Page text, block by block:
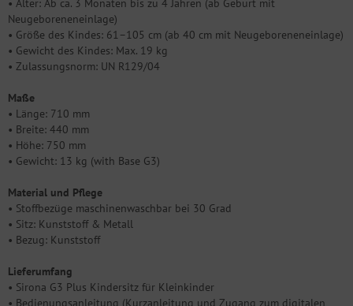
• Alter: Ab ca. 3 Monaten bis zu 4 Jahren (ab Geburt mit
Neugeboreneneinlage)
• Größe des Kindes: 61–105 cm (ab 40 cm mit Neugeboreneneinlage)
• Gewicht des Kindes: Max. 19 kg
• Zulassungsnorm: UN R129/04
Maße
• Länge: 710 mm
• Breite: 440 mm
• Höhe: 750 mm
• Gewicht: 13 kg (with Base G3)
Material und Pflege
• Stoffbezüge maschinenwaschbar bei 30 Grad
• Sitz: Kunststoff & Metall
• Bezug: Kunststoff
Lieferumfang
• Sirona G3 Plus Kindersitz für Kleinkinder
• Bedienungsanleitung (Kurzanleitung und Zugang zum digitalen